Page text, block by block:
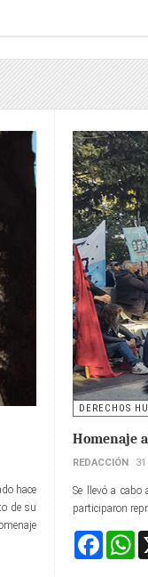
hace
de su
DERECHOS
Homenaje
REDACCIÓN
Se llevó a
participaron
Facebook